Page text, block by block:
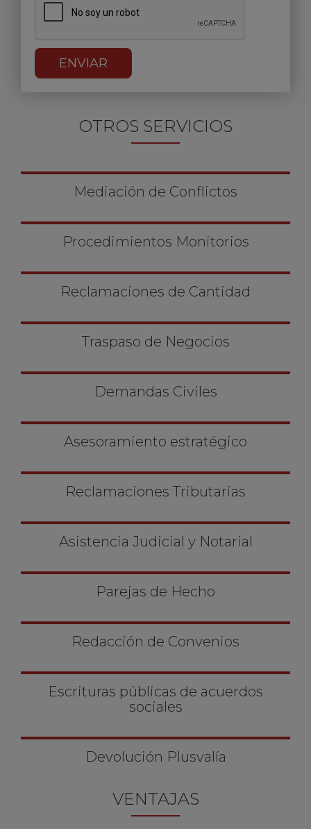
ENVIAR
OTROS SERVICIOS
Mediación de Conflictos
Procedimientos Monitorios
Reclamaciones de Cantidad
Traspaso de Negocios
Demandas Civiles
Asesoramiento estratégico
Reclamaciones Tributarias
Asistencia Judicial y Notarial
Parejas de Hecho
Redacción de Convenios
Escrituras públicas de acuerdos
sociales
Devolución Plusvalía
VENTAJAS